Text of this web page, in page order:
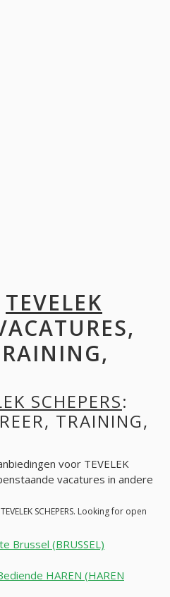
TEVELEK
SCHEPERS:
TRAINING,
voor TEVELEK
vacatures in andere
SCHEPERS. Looking for open
Brussel (BRUSSEL)
HAREN (HAREN